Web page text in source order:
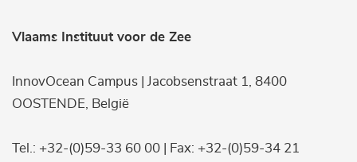
Vlaams Instituut voor de Zee
InnovOcean Campus | Jacobsenstraat 1, 8400
OOSTENDE, België
Tel.: +32-(0)59-33 60 00 | Fax: +32-(0)59-34 21